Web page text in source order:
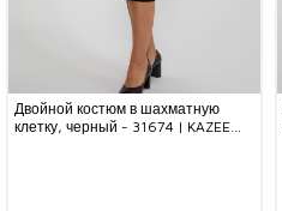
Двойной костюм в шахматную
клетку, черный - 31674 | KAZEE